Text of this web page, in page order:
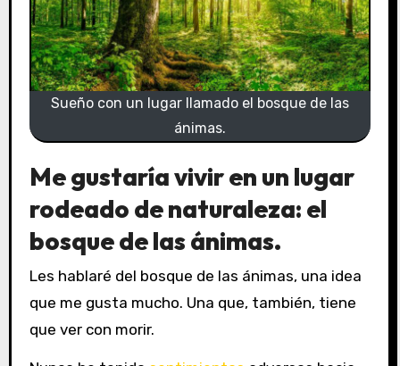
Sueño con un lugar llamado el bosque de las
ánimas.
Me gustaría vivir en un lugar
rodeado de naturaleza: el
bosque de las ánimas.
Les hablaré del bosque de las ánimas, una idea
que me gusta mucho. Una que, también, tiene
que ver con morir.